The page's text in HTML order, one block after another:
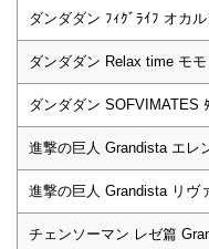
ダンダダン ﾌｨｸﾞﾗｲﾌ オカ
ダンダダン Relax time モモ
ダンダダン SOFVIMATES
進撃の巨人 Grandista エレ
進撃の巨人 Grandista リヴ
チェンソーマン レゼ篇